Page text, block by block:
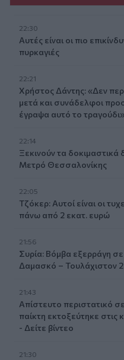
22:30
Αυτές είναι οι πιο
πυρκαγιές
22:21
Χρήστος Δάντης: «Δεν
μετά και συνάδελφοι
έγραψα αυτό το τραγούδι»
22:14
Ξεκινούν τα
Μετρό Θεσσαλονίκης
22:05
Τζόκερ: Αυτοί είναι οι
πάνω από 2 εκατ. ευρώ
21:56
Συρία: Βόμβα εξερράγη
Δαμασκό – Τουλάχιστον 2
21:43
Απίστευτο περιστατικό
παίκτη εκτοξεύτηκε στις
- Δείτε βίντεο
21:30